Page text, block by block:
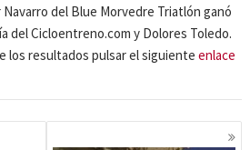
Navarro del Blue Morvedre Triatlón ganó
del Cicloentreno.com y Dolores Toledo.
los resultados pulsar el siguienteenlace